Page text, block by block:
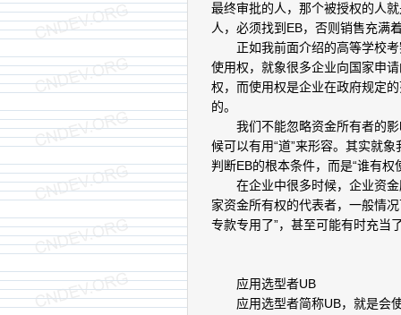
最终审批的人，那个被授权的人
人，必须找到EB，否则销售充满
正如我前面介绍的高等学校考
使用权，就象很多企业向国家申
权，而使用权是企业在政府规定
的。
我们不能忽略资金所有者的影
候可以有用“道”来形容。其实就
判断EB的根本条件，而是“谁有权
在企业中很多时候，企业资金
家资金所有权的代表者，一般情
专款专用了”，甚至可能有时充当
应用选型者UB
应用选型者简称UB，就是会使